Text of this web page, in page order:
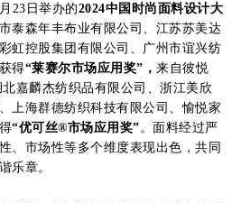
23日举办的2024中国时尚面料设计大
泰森年丰布业有限公司、江苏苏美达
虹控股集团有限公司、广州市谊兴纺
得“莱赛尔市场应用奖”， 来自彼悦
北嘉麟杰纺织品有限公司、浙江美欣
上海群德纺织科技有限公司、愉悦家
“优可丝®市场应用奖”。面料经过严
、市场性等多个维度表现出色，共同
乐章。